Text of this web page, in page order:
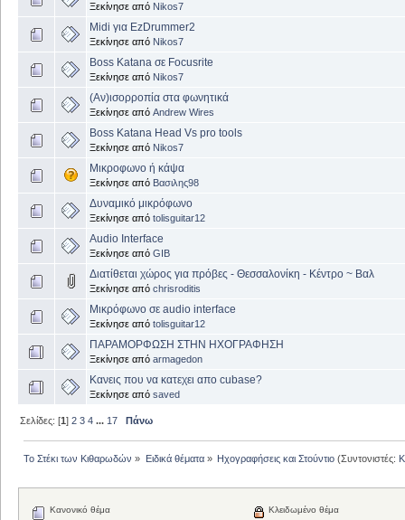
Ξεκίνησε από Nikos7
Midi για EzDrummer2
Ξεκίνησε από Nikos7
Boss Katana σε Focusrite
Ξεκίνησε από Nikos7
(Αν)ισορροπία στα φωνητικά
Ξεκίνησε από Andrew Wires
Boss Katana Head Vs pro tools
Ξεκίνησε από Nikos7
Μικροφωνο ή κάψα
Ξεκίνησε από Βασιλης98
Δυναμικό μικρόφωνο
Ξεκίνησε από tolisguitar12
Audio Interface
Ξεκίνησε από GIB
Διατίθεται χώρος για πρόβες - Θεσσαλονίκη - Κέντρο ~ Βαλ
Ξεκίνησε από chrisroditis
Μικρόφωνο σε audio interface
Ξεκίνησε από tolisguitar12
ΠΑΡΑΜΟΡΦΩΣΗ ΣΤΗΝ ΗΧΟΓΡΑΦΗΣΗ
Ξεκίνησε από armagedon
Κανεις που να κατεχει απο cubase?
Ξεκίνησε από saved
Σελίδες: [1]2 3 4 ... 17 Πάνω
Το Στέκι των Κιθαρωδών » Ειδικά θέματα» Ηχογραφήσεις και Στούντιο(Συντονιστές:
Κανονικό θέμα Κλειδωμένο θέμα